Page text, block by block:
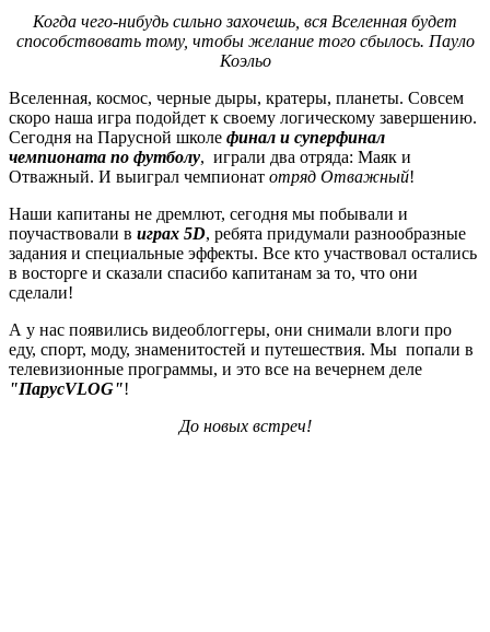
Когда чего-нибудь сильно захочешь, вся Вселенная будет
способствовать тому, чтобы желание того сбылось. Пауло
Коэльо
Вселенная, космос, черные дыры, кратеры, планеты. Совсем
скоро наша игра подойдет к своему логическому завершению.
Сегодня на Парусной школе финал и суперфинал
чемпионата по футболу, играли два отряда: Маяк и
Отважный. И выиграл чемпионат отряд Отважный!
Наши капитаны не дремлют, сегодня мы побывали и
поучаствовали в играх 5D, ребята придумали разнообразные
задания и специальные эффекты. Все кто участвовал остались
в восторге и сказали спасибо капитанам за то, что они
сделали!
А у нас появились видеоблоггеры, они снимали влоги про
еду, спорт, моду, знаменитостей и путешествия. Мы попали в
телевизионные программы, и это все на вечернем деле
"ПарусVLOG"!
До новых встреч!